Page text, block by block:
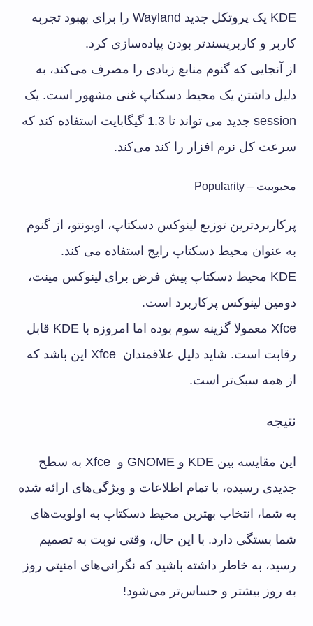
KDE یک پروتکل جدید Wayland را برای بهبود تجربه
کاربر و کاربرپسندتر بودن پیاده‌سازی کرد.
از آنجایی که گنوم منابع زیادی را مصرف می‌کند، به
دلیل داشتن یک محیط دسکتاپ غنی مشهور است. یک
session جدید می تواند تا 1.3 گیگابایت استفاده کند که
سرعت کل نرم افزار را کند می‌کند.
محبوبیت – Popularity
پرکاربردترین توزیع لینوکس دسکتاپ، اوبونتو، از گنوم
به عنوان محیط دسکتاپ رایج استفاده می کند.
KDE محیط دسکتاپ پیش فرض برای لینوکس مینت،
دومین لینوکس پرکاربرد است.
Xfce معمولا گزینه سوم بوده اما امروزه با KDE قابل
رقابت است. شاید دلیل علاقمندان Xfce این باشد که
از همه سبک‌تر است.
نتیجه
این مقایسه بین KDE و GNOME و Xfce به سطح
جدیدی رسیده، با تمام اطلاعات و ویژگی‌های ارائه شده
به شما، انتخاب بهترین محیط دسکتاپ به اولویت‌های
شما بستگی دارد. با این حال، وقتی نوبت به تصمیم
رسید، به خاطر داشته باشید که نگرانی‌های امنیتی روز
به روز بیشتر و حساس‌تر می‌شود!